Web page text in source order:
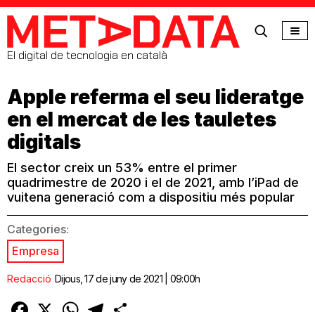
MetaData
El digital de tecnologia en català
Apple referma el seu lideratge
en el mercat de les tauletes
digitals
El sector creix un 53% entre el primer
quadrimestre de 2020 i el de 2021, amb l’iPad de
vuitena generació com a dispositiu més popular
Categories:
Empresa
Redacció Dijous, 17 de juny de 2021 | 09:00h
Facebook
X WhatsAppTelegram